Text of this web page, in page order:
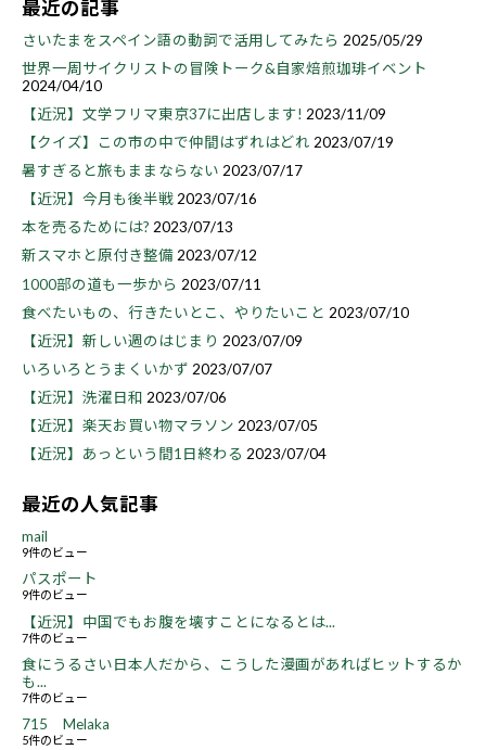
最近の記事
さいたまをスペイン語の動詞で活用してみたら 2025/05/29
世界一周サイクリストの冒険トーク&自家焙煎珈琲イベント
2024/04/10
【近況】文学フリマ東京37に出店します! 2023/11/09
【クイズ】この市の中で仲間はずれはどれ 2023/07/19
暑すぎると旅もままならない 2023/07/17
【近況】今月も後半戦 2023/07/16
本を売るためには? 2023/07/13
新スマホと原付き整備2023/07/12
1000部の道も一歩から 2023/07/11
食べたいもの、行きたいとこ、やりたいこと 2023/07/10
【近況】新しい週のはじまり 2023/07/09
いろいろとうまくいかず 2023/07/07
【近況】洗濯日和 2023/07/06
【近況】楽天お買い物マラソン 2023/07/05
【近況】あっという間1日終わる 2023/07/04
最近の人気記事
mail
9件のビュー
パスポート
9件のビュー
【近況】中国でもお腹を壊すことになるとは...
7件のビュー
食にうるさい日本人だから、こうした漫画があればヒットするか
も...
7件のビュー
715 Melaka
5件のビュー